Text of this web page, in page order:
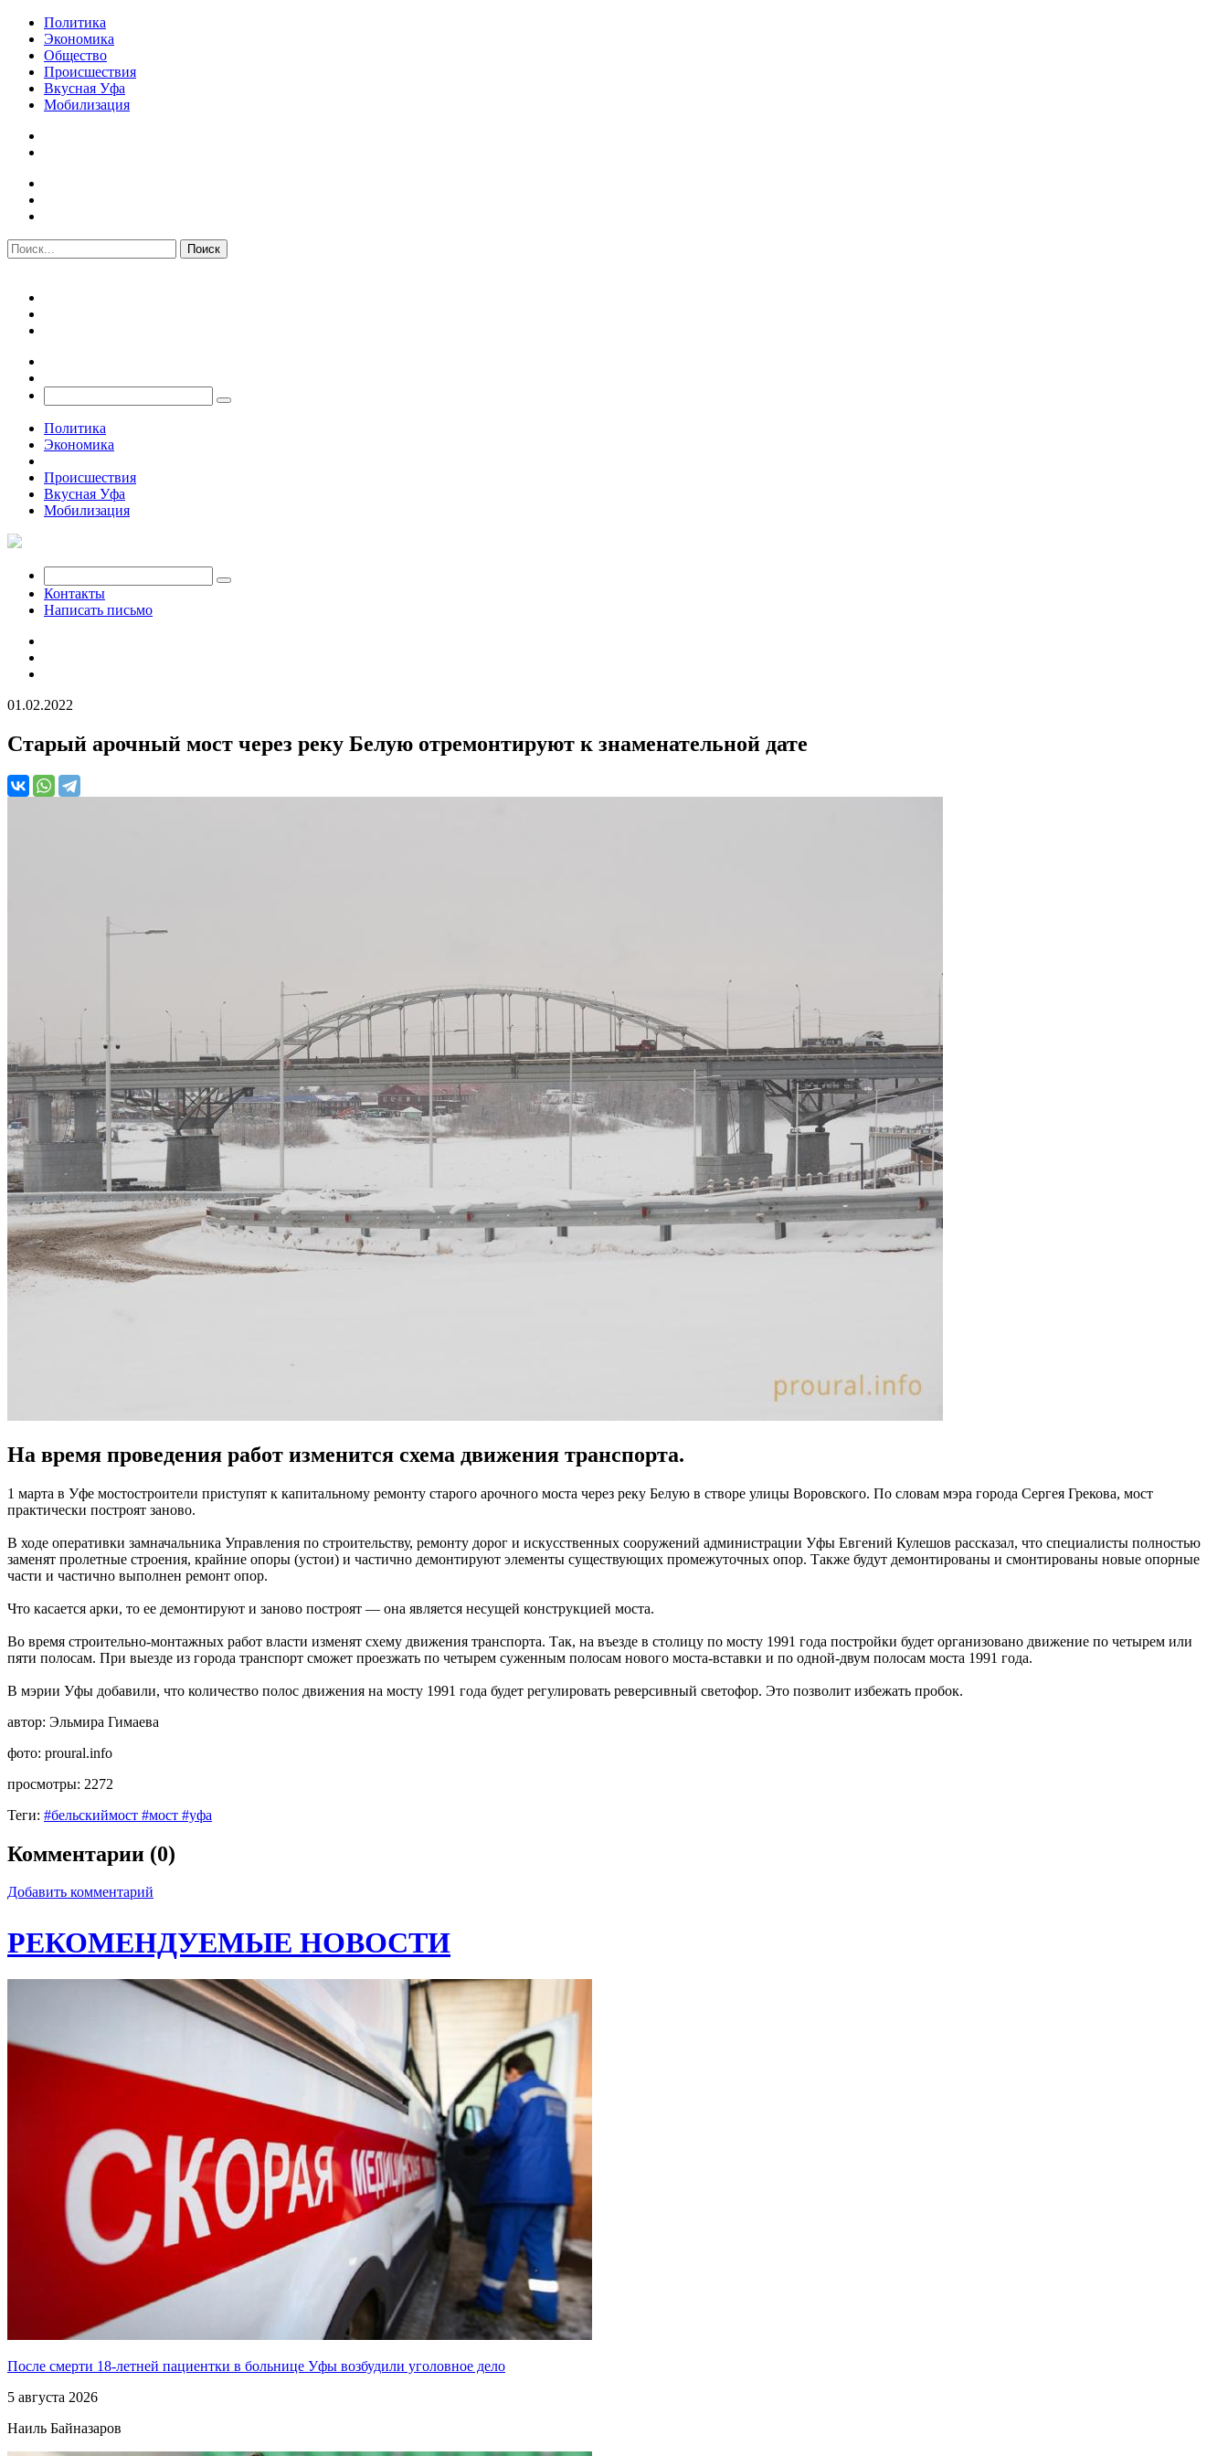
Политика
Экономика
Общество
Происшествия
Вкусная Уфа
Мобилизация
Политика
Экономика
Происшествия
Вкусная Уфа
Мобилизация
Контакты
Написать письмо
01.02.2022
Старый арочный мост через реку Белую отремонтируют к знаменательной дате
На время проведения работ изменится схема движения транспорта.
1 марта в Уфе мостостроители приступят к капитальному ремонту старого арочного моста через реку Белую в створе улицы Воровского. По словам мэра города Сергея Грекова, мост
практически построят заново.
В ходе оперативки замначальника Управления по строительству, ремонту дорог и искусственных сооружений администрации Уфы Евгений Кулешов рассказал, что специалисты полностью
заменят пролетные строения, крайние опоры (устои) и частично демонтируют элементы существующих промежуточных опор. Также будут демонтированы и смонтированы новые опорные
части и частично выполнен ремонт опор.
Что касается арки, то ее демонтируют и заново построят — она является несущей конструкцией моста.
Во время строительно-монтажных работ власти изменят схему движения транспорта. Так, на въезде в столицу по мосту 1991 года постройки будет организовано движение по четырем или
пяти полосам. При выезде из города транспорт сможет проезжать по четырем суженным полосам нового моста-вставки и по одной-двум полосам моста 1991 года.
В мэрии Уфы добавили, что количество полос движения на мосту 1991 года будет регулировать реверсивный светофор. Это позволит избежать пробок.
автор: Эльмира Гимаева
фото: proural.info
просмотры: 2272
Теги: #бельскиймост #мост #уфа
Комментарии (0)
Добавить комментарий
РЕКОМЕНДУЕМЫЕ НОВОСТИ
После смерти 18-летней пациентки в больнице Уфы возбудили уголовное дело
5 августа 2026
Наиль Байназаров